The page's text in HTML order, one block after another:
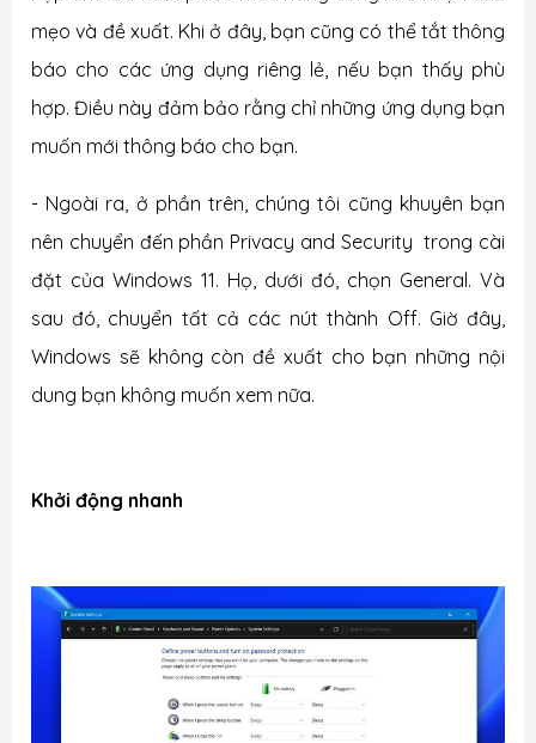
mẹo và đề xuất. Khi ở đây, bạn cũng có thể tắt thông
báo cho các ứng dụng riêng lẻ, nếu bạn thấy phù
hợp. Điều này đảm bảo rằng chỉ những ứng dụng bạn
muốn mới thông báo cho bạn.
- Ngoài ra, ở phần trên, chúng tôi cũng khuyên bạn
nên chuyển đến phần Privacy and Security trong cài
đặt của Windows 11. Họ, dưới đó, chọn General. Và
sau đó, chuyển tất cả các nút thành Off. Giờ đây,
Windows sẽ không còn đề xuất cho bạn những nội
dung bạn không muốn xem nữa.
Khởi động nhanh